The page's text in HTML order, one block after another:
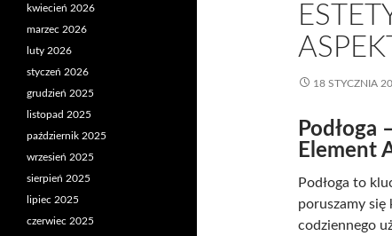
18 STYCZNIA
Podłoga
Element
Podłoga to
poruszamy
codziennego
kwiecień 2026
marzec 2026
luty 2026
styczeń 2026
grudzień 2025
listopad 2025
październik 2025
wrzesień 2025
sierpień 2025
lipiec 2025
czerwiec 2025